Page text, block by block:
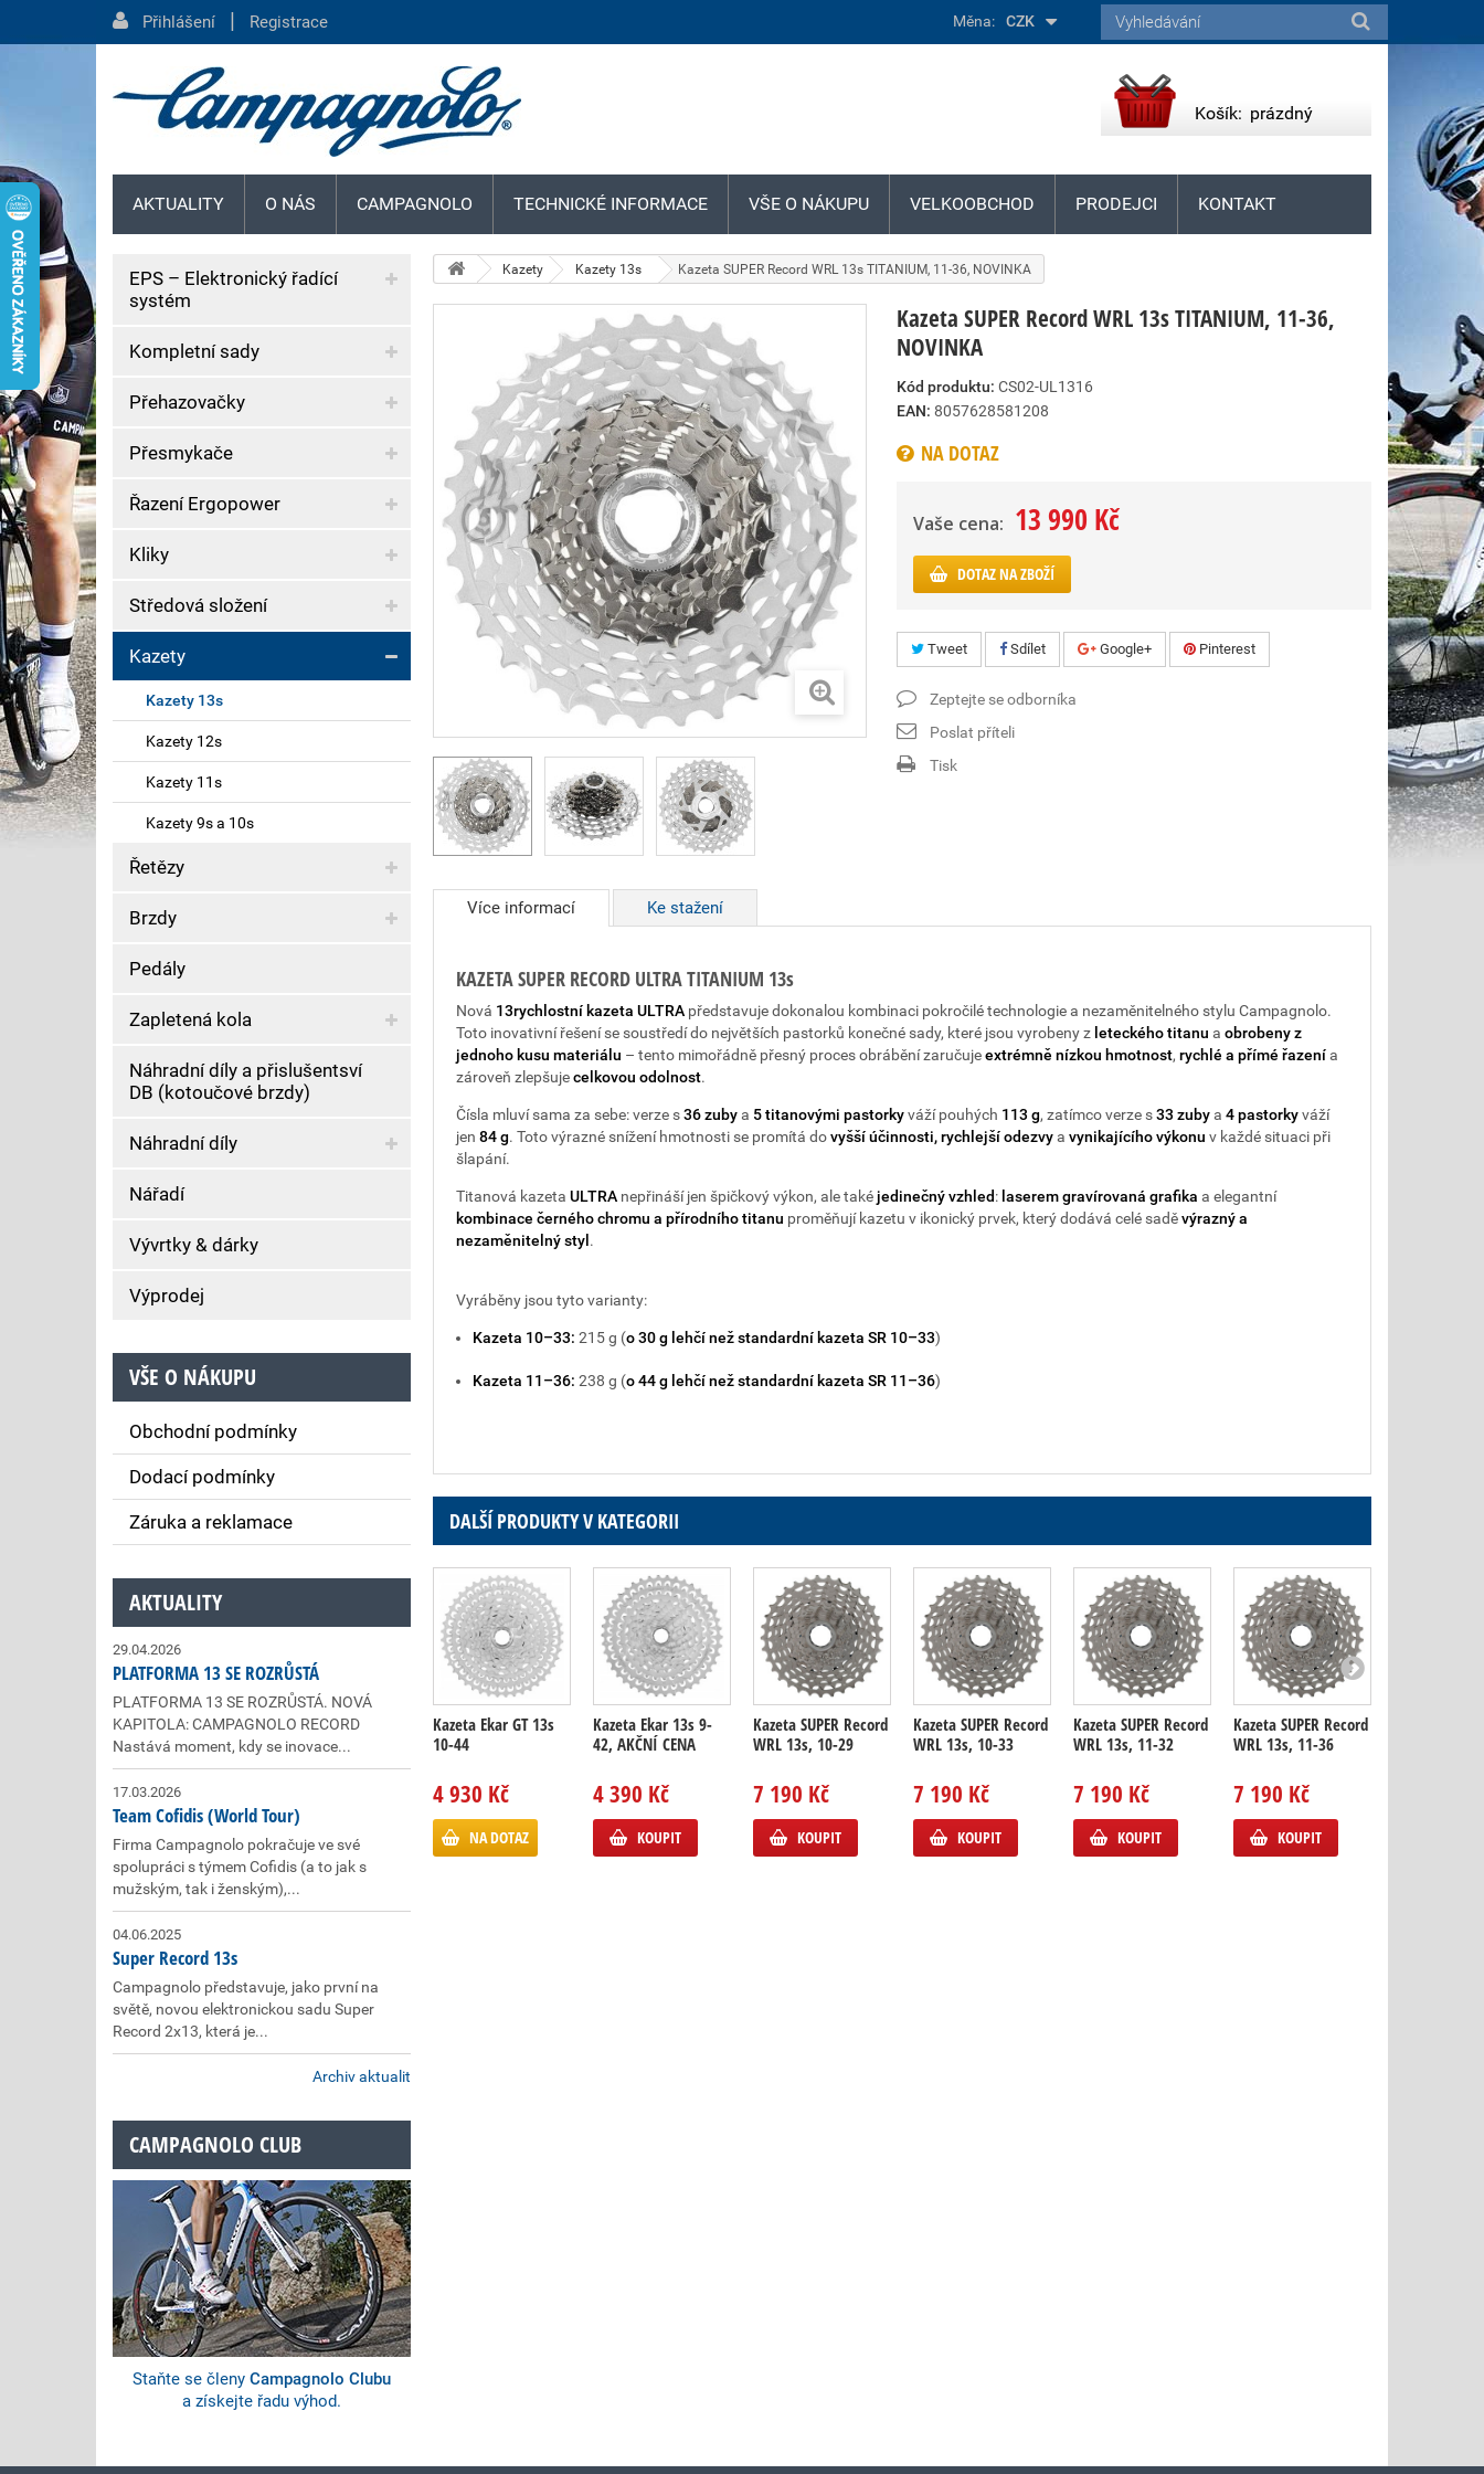
Kazety Kazety 13s Kazeta SUPER Record WRL 13s TITANIUM, 11-36, NOVINKA
Kazeta SUPER Record WRL 13s TITANIUM, 11-36,
NOVINKA
Kód produktu: CS02-UL1316
EAN: 8057628581208
NA DOTAZ
Vaše cena: 13 990 Kč
DOTAZ NA ZBOŽÍ
Tweet Sdílet Google+ Pinterest
Zeptejte se odborníka
Poslat příteli
Tisk
Více informací Ke stažení
KAZETA SUPER RECORD ULTRA TITANIUM 13s
Nová 13rychlostní kazeta ULTRA představuje dokonalou kombinaci pokročilé technologie a nezaměnitelného stylu Campagnolo.
Toto inovativní řešení se soustředí do největších pastorků konečné sady, které jsou vyrobeny z leteckého titanu a obrobeny z
jednoho kusu materiálu – tento mimořádně přesný proces obrábění zaručujeextrémně nízkou hmotnost, rychlé a přímé řazenía
zároveň zlepšujecelkovou odolnost.
Čísla mluví sama za sebe: verze s36 zubya 5 titanovými pastorkyváží pouhých 113 g, zatímco verze s33 zubya 4 pastorkyváží
jen 84 g. Toto výrazné snížení hmotnosti se promítá dovyšší účinnosti, rychlejší odezvya vynikajícího výkonu v každé situaci při
šlapání.
Titanová kazeta ULTRA nepřináší jen špičkový výkon, ale také jedinečný vzhled: laserem gravírovaná grafika a elegantní
kombinace černého chromu a přírodního titanu proměňují kazetu v ikonický prvek, který dodává celé saděvýrazný a
nezaměnitelný styl .
Vyráběny jsou tyto varianty:
Kazeta 10–33: 215 g (o 30 g lehčí než standardní kazeta SR 10–33)
Kazeta 11–36: 238 g (o 44 g lehčí než standardní kazeta SR 11–36)
DALŠÍ PRODUKTY V KATEGORII
Kazeta Ekar GT 13s
10-44
4 930 Kč
NA DOTAZ
Kazeta Ekar 13s 9-
42, AKČNÍ CENA
4 390 Kč
KOUPIT
Kazeta SUPER Record
WRL 13s, 10-29
7 190 Kč
KOUPIT
Kazeta SUPER Record
WRL 13s, 10-33
7 190 Kč
KOUPIT
Kazeta SUPER Record
WRL 13s, 11-32
7 190 Kč
KOUPIT
Kazeta SUPER Record
WRL 13s, 11-36
7 190 Kč
KOUPIT
EPS – Elektronický řadící
systém
Kompletní sady
Přehazovačky
Přesmykače
Řazení Ergopower
Kliky
Středová složení
Kazety
Kazety 13s
Kazety 12s
Kazety 11s
Kazety 9s a 10s
Řetězy
Brzdy
Pedály
Zapletená kola
Náhradní díly a přislušentsví
DB (kotoučové brzdy)
Náhradní díly
Nářadí
Vývrtky & dárky
Výprodej
VŠE O NÁKUPU
Obchodní podmínky
Dodací podmínky
Záruka a reklamace
AKTUALITY
29.04.2026
PLATFORMA 13 SE ROZRŮSTÁ
PLATFORMA 13 SE ROZRŮSTÁ. NOVÁ
KAPITOLA: CAMPAGNOLO RECORD
Nastává moment, kdy se inovace...
17.03.2026
Team Cofidis (World Tour)
Firma Campagnolo pokračuje ve své
spolupráci s týmem Cofidis (a to jak s
mužským, tak i ženským),...
04.06.2025
Super Record 13s
Campagnolo představuje, jako první na
světě, novou elektronickou sadu Super
Record 2x13, která je...
Archiv aktualit
CAMPAGNOLO CLUB
Staňte se členy Campagnolo Clubu
a získejte řadu výhod.
Přihlášení | Registrace Měna: CZK
Košík: prázdný
AKTUALITY O NÁS CAMPAGNOLO TECHNICKÉ INFORMACE VŠE O NÁKUPU VELKOOBCHOD PRODEJCI KONTAKT